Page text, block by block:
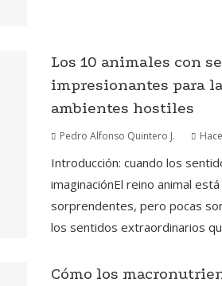
Los 10 animales con
impresionantes para
ambientes hostiles
Pedro Alfonso Quintero J.
Introducción: cuando los
imaginaciónEl reino animal
sorprendentes, pero pocas
los sentidos extraordinarios
Cómo los